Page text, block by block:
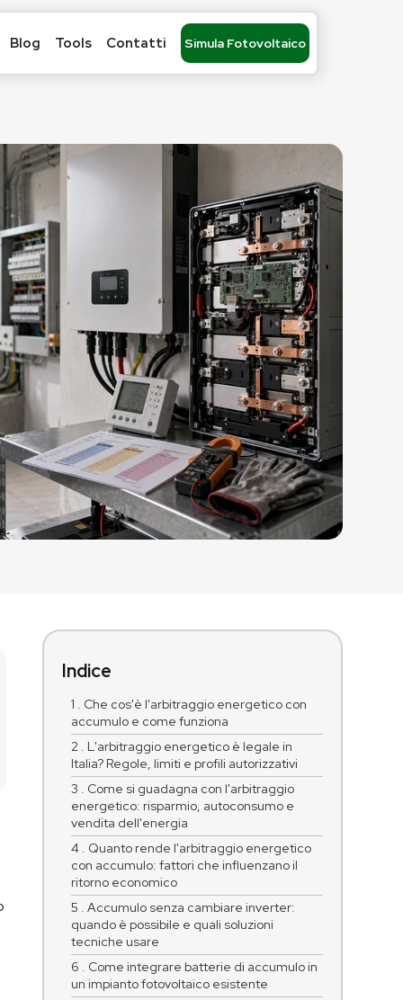
Blog Tools Contatti Simula Fotovoltaico
Indice
1 . Che cos'è l'arbitraggio energetico con
accumulo e come funziona
2 . L'arbitraggio energetico è legale in
Italia? Regole, limiti e profili autorizzativi
3 . Come si guadagna con l'arbitraggio
energetico: risparmio, autoconsumo e
vendita dell'energia
4 . Quanto rende l'arbitraggio energetico
con accumulo: fattori che influenzano il
ritorno economico
5 . Accumulo senza cambiare inverter:
quando è possibile e quali soluzioni
tecniche usare
6 . Come integrare batterie di accumulo in
un impianto fotovoltaico esistente